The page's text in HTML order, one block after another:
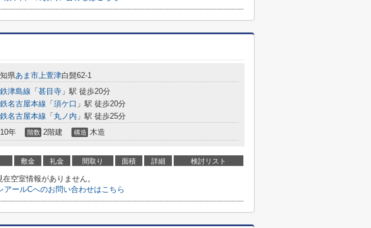
県あま市上萱津白髭62-1
津島線 「 甚目寺 」駅 徒歩20分
名古屋本線 「 須ケ口 」駅 徒歩20分
名古屋本線 「 丸ノ内 」駅 徒歩25分
年 階数 2階建 構造 木造
敷金 礼金 間取り 面積 詳細 検討リスト
在空室情報がありません。
アールCへのお問い合わせはこちら